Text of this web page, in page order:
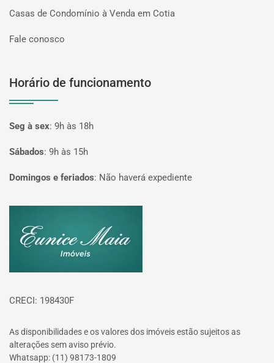
Casas de Condomínio à Venda em Cotia
Fale conosco
Horário de funcionamento
Seg à sex: 9h às 18h
Sábados: 9h às 15h
Domingos e feriados: Não haverá expediente
CRECI: 198430F
As disponibilidades e os valores dos imóveis estão sujeitos as
alterações sem aviso prévio.
Whatsapp: (11) 98173-1809